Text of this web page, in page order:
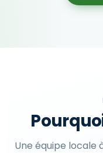
Une équipe locale